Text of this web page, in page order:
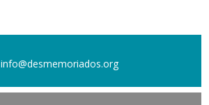
info@desmemoriados.org